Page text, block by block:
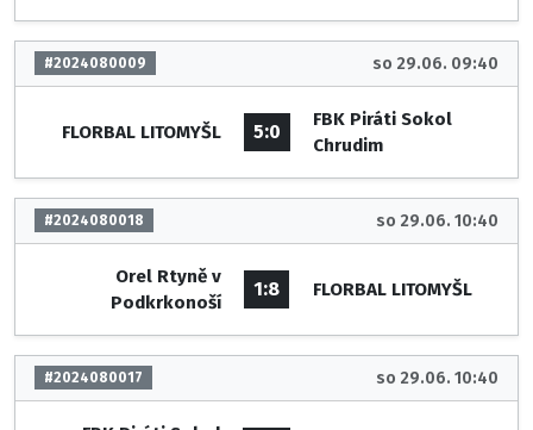
#2024080009 so 29.06. 09:40
FLORBAL LITOMYŠL 5:0
FBK Piráti Sokol
Chrudim
#2024080018 so 29.06. 10:40
Orel Rtyně v
Podkrkonoší
1:8 FLORBAL LITOMYŠL
#2024080017 so 29.06. 10:40